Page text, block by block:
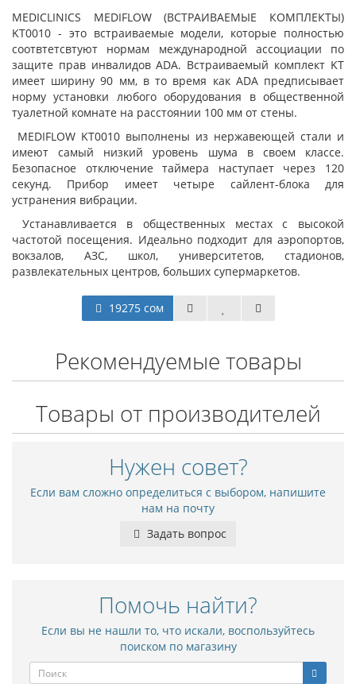
MEDICLINICS MEDIFLOW (ВСТРАИВАЕМЫЕ КОМПЛЕКТЫ)
KT0010 - это встраиваемые модели, которые полностью
соотвтетсвтуют нормам международной ассоциации по
защите прав инвалидов ADA. Встраиваемый комплект KT
имеет ширину 90 мм, в то время как ADA предписывает
норму установки любого оборудования в общественной
туалетной комнате на расстоянии 100 мм от стены.
MEDIFLOW KT0010 выполнены из нержавеющей стали и
имеют самый низкий уровень шума в своем классе.
Безопасное отключение таймера наступает через 120
секунд. Прибор имеет четыре сайлент-блока для
устранения вибрации.
Устанавливается в общественных местах с высокой
частотой посещения. Идеально подходит для аэропортов,
вокзалов, АЗС, школ, университетов, стадионов,
развлекательных центров, больших супермаркетов.
19275 сом
Рекомендуемые товары
Товары от производителей
Нужен совет?
Если вам сложно определиться с выбором, напишите
нам на почту
Задать вопрос
Помочь найти?
Если вы не нашли то, что искали, воспользуйтесь
поиском по магазину